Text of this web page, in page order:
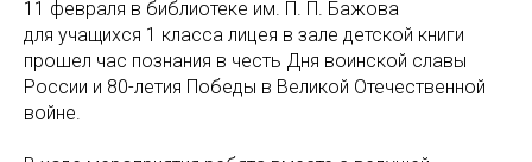
11 февраля в библиотеке им. П. П. Бажова
для учащихся 1 класса лицея в зале детской книги
прошел час познания в честь Дня воинской славы
России и 80-летия Победы в Великой Отечественной
войне.